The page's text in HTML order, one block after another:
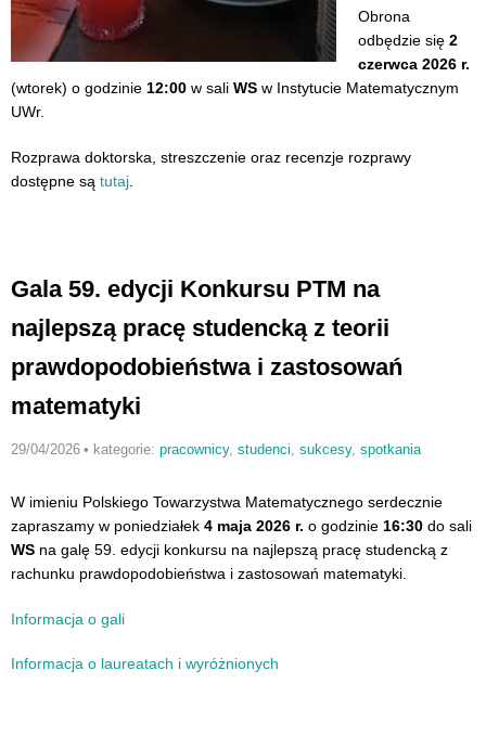
Obrona
odbędzie się 2
czerwca 2026 r.
(wtorek) o godzinie 12:00 w sali WS w Instytucie Matematycznym
UWr.
Rozprawa doktorska, streszczenie oraz recenzje rozprawy
dostępne są tutaj
Gala 59. edycji Konkursu PTM na
najlepszą pracę studencką z teorii
prawdopodobieństwa i zastosowań
matematyki
29/04/2026 • kategorie: pracownicy, studenci, sukcesy, spotkania
W imieniu Polskiego Towarzystwa Matematycznego serdecznie
zapraszamy w poniedziałek 4 maja 2026 r. o godzinie 16:30 do sali
WS na galę 59. edycji konkursu na najlepszą pracę studencką z
rachunku prawdopodobieństwa i zastosowań matematyki.
Informacja o gali
Informacja o laureatach i wyróżnionych